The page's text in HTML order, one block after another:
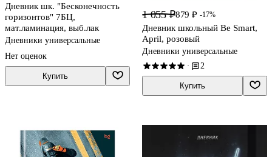
Дневник шк. "Бесконечность
горизонтов" 7БЦ,
мат.ламинация, выб.лак
Дневники универсальные
Нет оценок
Купить
1 055 ₽879 ₽ -17%
Дневник школьный Be Smart,
April, розовый
Дневники универсальные
· 2
Купить